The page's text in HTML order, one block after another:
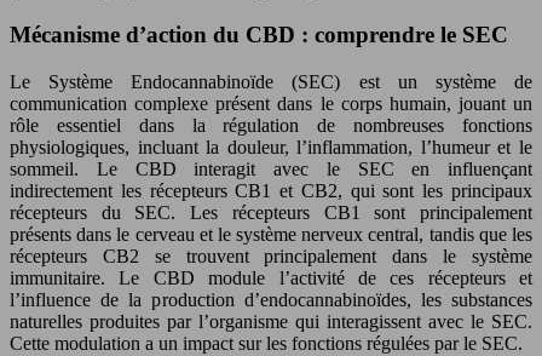
Mécanisme d’action du CBD : comprendre le SEC
Le Système Endocannabinoïde (SEC) est un système de
communication complexe présent dans le corps humain, jouant un
rôle essentiel dans la régulation de nombreuses fonctions
physiologiques, incluant la douleur, l’inflammation, l’humeur et le
sommeil. Le CBD interagit avec le SEC en influençant
indirectement les récepteurs CB1 et CB2, qui sont les principaux
récepteurs du SEC. Les récepteurs CB1 sont principalement
présents dans le cerveau et le système nerveux central, tandis que les
récepteurs CB2 se trouvent principalement dans le système
immunitaire. Le CBD module l’activité de ces récepteurs et
l’influence de la production d’endocannabinoïdes, les substances
naturelles produites par l’organisme qui interagissent avec le SEC.
Cette modulation a un impact sur les fonctions régulées par le SEC.